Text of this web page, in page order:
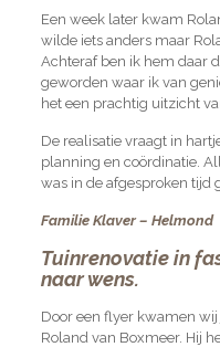
Een week later kwam
wilde iets anders maar
Achteraf ben ik hem daar
geworden waar ik van
het een prachtig uitzicht
De realisatie vraagt in
planning en coördinatie.
was in de afgesproken tijd
Familie Klaver – Helmond
Tuinrenovatie in
naar wens.
Door een flyer kwamen
Roland van Boxmeer. Hij